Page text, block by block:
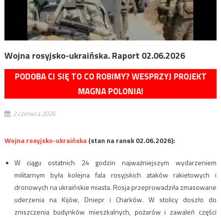
Wojna rosyjsko-ukraińska. Raport 02.06.2026
PODOBA CI SIĘ TO CO ROBIMY? WESPRZYJ PROJEKT
MAGNA POLONIA!
2 czerwca 2026
Wojna rosyjsko-ukraińska(stan na ranek 02.06.2026):
W ciągu ostatnich 24 godzin najważniejszym wydarzeniem
militarnym była kolejna fala rosyjskich ataków rakietowych i
dronowych na ukraińskie miasta. Rosja przeprowadziła zmasowane
uderzenia na Kijów, Dniepr i Charków. W stolicy doszło do
zniszczenia budynków mieszkalnych, pożarów i zawaleń części